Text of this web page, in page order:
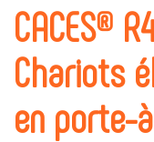
CACES®
Chariots
en porte-